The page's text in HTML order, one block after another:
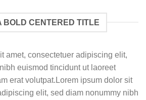
BOLD CENTERED TITLE
amet, consectetuer adipiscing elit,
euismod tincidunt ut laoreet
erat volutpat.Lorem ipsum dolor sit
elit, sed diam nonummy nibh